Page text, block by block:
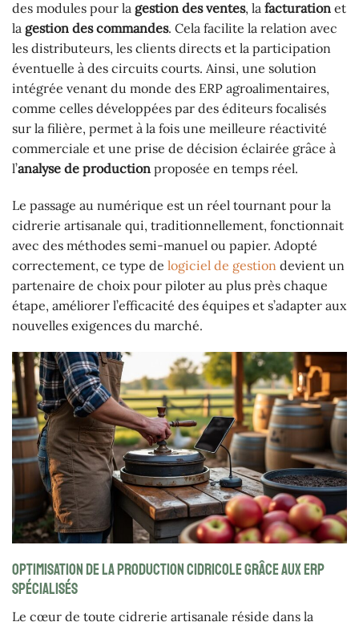
des modules pour la gestion des ventes, la facturation et
la gestion des commandes. Cela facilite la relation avec
les distributeurs, les clients directs et la participation
éventuelle à des circuits courts. Ainsi, une solution
intégrée venant du monde des ERP agroalimentaires,
comme celles développées par des éditeurs focalisés
sur la filière, permet à la fois une meilleure réactivité
commerciale et une prise de décision éclairée grâce à
l’analyse de production proposée en temps réel.
Le passage au numérique est un réel tournant pour la
cidrerie artisanale qui, traditionnellement, fonctionnait
avec des méthodes semi-manuel ou papier. Adopté
correctement, ce type de logiciel de gestion devient un
partenaire de choix pour piloter au plus près chaque
étape, améliorer l’efficacité des équipes et s’adapter aux
nouvelles exigences du marché.
Optimisation de la production cidricole grâce aux ERP
spécialisés
Le cœur de toute cidrerie artisanale réside dans la